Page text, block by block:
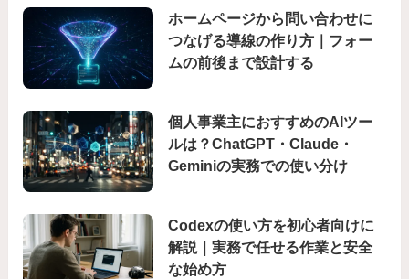
ホームページから問い合わせに
つなげる導線の作り方｜フォー
ムの前後まで設計する
個人事業主におすすめのAIツー
ルは？ChatGPT・Claude・
Geminiの実務での使い分け
Codexの使い方を初心者向けに
解説｜実務で任せる作業と安全
な始め方